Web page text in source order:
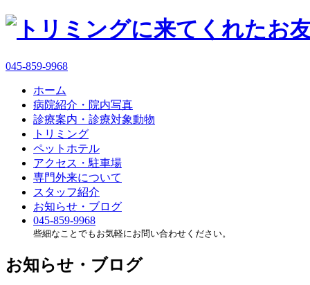
045-859-9968
ホーム
病院紹介・院内写真
診療案内・診療対象動物
トリミング
ペットホテル
アクセス・駐車場
専門外来について
スタッフ紹介
お知らせ・ブログ
045-859-9968
些細なことでもお気軽にお問い合わせください。
お知らせ・ブログ